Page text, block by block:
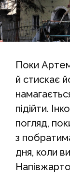
Поки
й стискає
підійти.
погляд,
з
дня, коли